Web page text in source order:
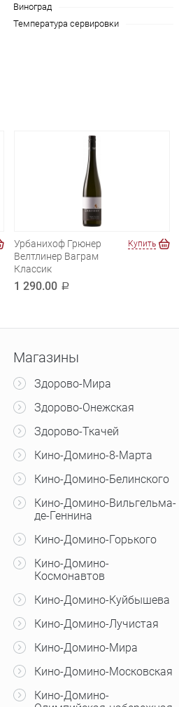
Виноград
Температура сервировки
Урбанихоф Грюнер
Велтлинер Ваграм
Классик
1 290.00 a
Купить
Магазины
Здорово-Мира
Здорово-Онежская
Здорово-Ткачей
Кино-Домино-8-Марта
Кино-Домино-Белинского
Кино-Домино-Вильгельма-
де-Геннина
Кино-Домино-Горького
Кино-Домино-
Космонавтов
Кино-Домино-Куйбышева
Кино-Домино-Лучистая
Кино-Домино-Мира
Кино-Домино-Московская
Кино-Домино-